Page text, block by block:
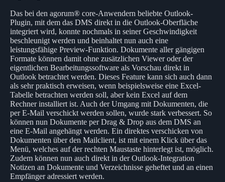
Das bei den agorum® core-Anwendern beliebte Outlook-
Plugin, mit dem das DMS direkt in die Outlook-Oberfläche
integriert wird, konnte nochmals in seiner Geschwindigkeit
beschleunigt werden und beinhaltet nun auch eine
leistungsfähige Preview-Funktion. Dokumente aller gängigen
Formate können damit ohne zusätzlichen Viewer oder der
eigentlichen Bearbeitungssoftware als Vorschau direkt in
Outlook betrachtet werden. Dieses Feature kann sich auch dann
als sehr praktisch erweisen, wenn beispielsweise eine Excel-
Tabelle betrachten werden soll, aber kein Excel auf dem
Rechner installiert ist. Auch der Umgang mit Dokumenten, die
per E-Mail verschickt werden sollen, wurde stark verbessert. So
können nun Dokumente per Drag & Drop aus dem DMS an
eine E-Mail angehängt werden. Ein direktes verschicken von
Dokumenten über den Mailclient, ist mit einem Klick über das
Menü, welches auf der rechten Maustaste hinterlegt ist, möglich.
Zudem können nun auch direkt in der Outlook-Integration
Notizen an Dokumente und Verzeichnisse geheftet und an einen
Empfänger adressiert werden.